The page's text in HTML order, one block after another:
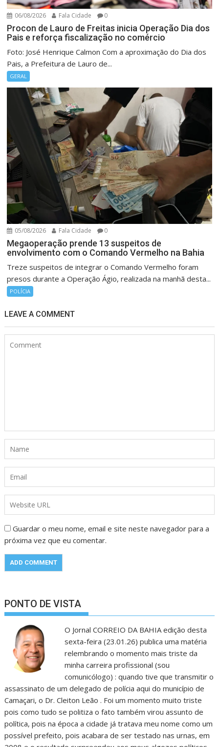
06/08/2026 Fala Cidade 0
Procon de Lauro de Freitas inicia Operação Dia dos
Pais e reforça fiscalização no comércio
Foto: José Henrique Calmon Com a aproximação do Dia dos
Pais, a Prefeitura de Lauro de...
GERAL
05/08/2026 Fala Cidade 0
Megaoperação prende 13 suspeitos de
envolvimento com o Comando Vermelho na Bahia
Treze suspeitos de integrar o Comando Vermelho foram
presos durante a Operação Ágio, realizada na manhã desta...
POLÍCIA
LEAVE A COMMENT
Guardar o meu nome, email e site neste navegador para a
próxima vez que eu comentar.
PONTO DE VISTA
O Jornal CORREIO DA BAHIA edição desta
sexta-feira (23.01.26) publica uma matéria
relembrando o momento mais triste da
minha carreira profissional (sou
comunicólogo) : quando tive que transmitir o
assassinato de um delegado de polícia aqui do município de
Camaçari, o Dr. Cleiton Leão . Foi um momento muito triste
pois como tudo se politiza o fato também virou assunto de
política, pois na época a cidade já tratava meu nome como um
possível prefeito, pois acabara de ser testado nas urnas, em